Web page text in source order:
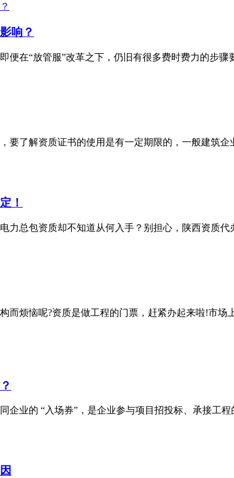
响？
便在“放管服”改革之下，仍旧有很多费时费力的步
要了解资质证书的使用是有一定期限的，一般建筑企
！
力总包资质却不知道从何入手？别担心，陕西资质代
而烦恼呢?资质是做工程的门票，赶紧办起来啦!市
企业的 “入场券”，是企业参与项目招投标、承接工程